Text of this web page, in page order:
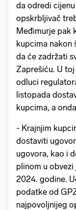
da odredi
opskrbljivač
Međimurje pak
kupcima nakon
da će zadržati
Zaprešiću. U
odluci
listopada
kupcima, a
- Krajnjim
dostaviti
ugovora, kao i
plinom u obvezi
2024. godine.
podatke od
najpovoljnijeg